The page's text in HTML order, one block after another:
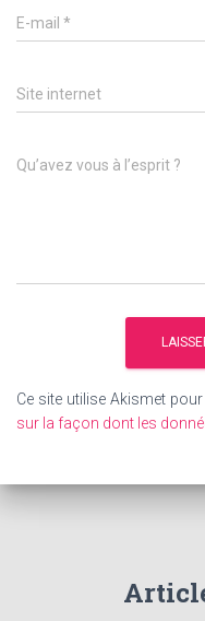
E-mail *
Site internet
Qu’avez vous à l’esprit ?
Ce site utilise Akismet
sur la façon dont les